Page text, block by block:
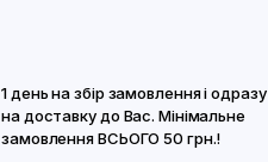
1 день на збір замовлення і одразу
на доставку до Вас. Мінімальне
замовлення ВСЬОГО 50 грн.!